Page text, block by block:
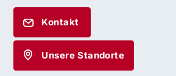
Kontakt
Unsere Standorte